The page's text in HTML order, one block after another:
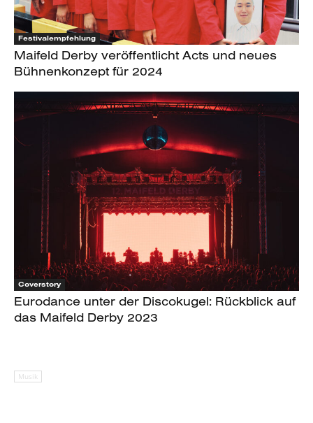
Festivalempfehlung
Maifeld Derby veröffentlicht Acts und neues
Bühnenkonzept für 2024
Coverstory
Eurodance unter der Discokugel: Rückblick auf
das Maifeld Derby 2023